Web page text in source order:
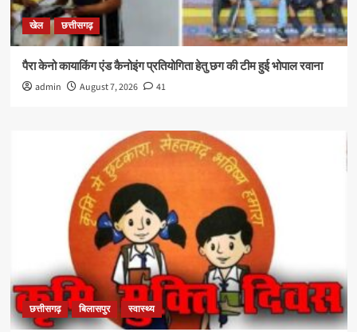
खेल छत्तीसगढ़
पैरा केनो कायाकिंग एंड कैनोइंग प्रतियोगिता हेतु छग की टीम हुई भोपाल रवाना
admin August 7, 2026 41
छत्तीसगढ़ बिलासपुर स्वास्थ्य